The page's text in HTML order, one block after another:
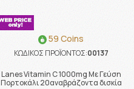
59 Coins
ΚΩΔΙΚΟΣ ΠΡΟΪΟΝΤΟΣ:00137
Lanes Vitamin C 1000mg Με Γεύση
Πορτοκάλι 20αναβράζοντα δισκία